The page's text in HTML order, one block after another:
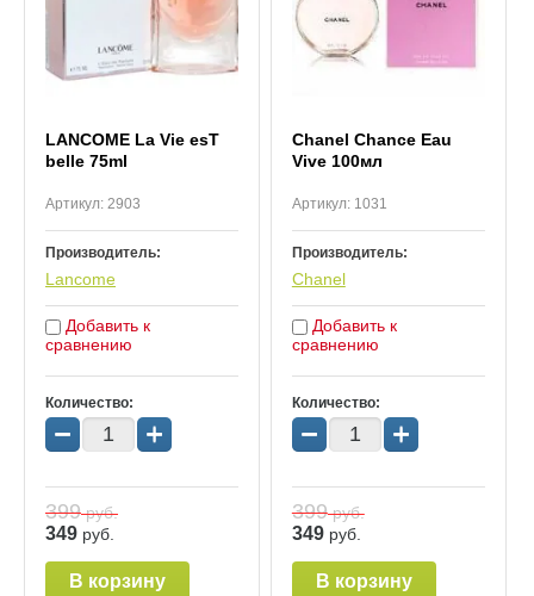
LANCOME La Vie esT
belle 75ml
Артикул: 2903
Производитель:
Lancome
Добавить к
сравнению
Количество:
− +
399руб.
349 руб.
В корзину
Chanel Chance Eau
Vive 100мл
Артикул:1031
Производитель:
Chanel
Добавить к
сравнению
Количество:
− +
399руб.
349 руб.
В корзину